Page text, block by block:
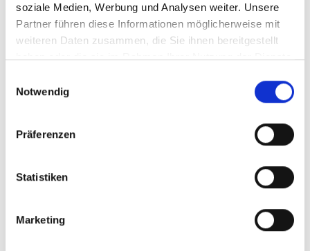
soziale Medien, Werbung und Analysen weiter. Unsere
Partner führen diese Informationen möglicherweise mit
weiteren Daten zusammen, die Sie ihnen bereitgestellt
haben oder die sie im Rahmen Ihrer Nutzung der Dienste
Notwendig
Präferenzen
Statistiken
Marketing
Eine Woche vor der Firmung gestalteten die Mädchen
ihre Kerzen.